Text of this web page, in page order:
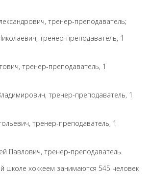
тренер-преподаватель;
тренер-преподаватель, 1
тренер-преподаватель, 1
тренер-преподаватель, 1
тренер-преподаватель, 1
Павлович, тренер-преподаватель.
школе хоккеем занимаются 545 человек